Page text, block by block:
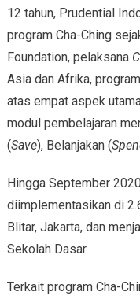
12 tahun, Prudential
program Cha-Ching
Foundation, pelaksana
Asia dan Afrika,
atas empat aspek
modul pembelajaran
(Save), Belanjakan (
Hingga September
diimplementasikan di
Blitar, Jakarta, dan
Sekolah Dasar.
Terkait program Cha-